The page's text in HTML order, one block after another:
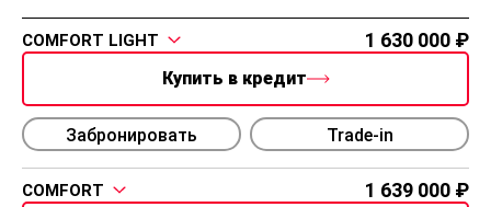
COMFORT LIGHT 1 630 000
Купить в кредит
Забронировать Trade-in
COMFORT 1 639 000